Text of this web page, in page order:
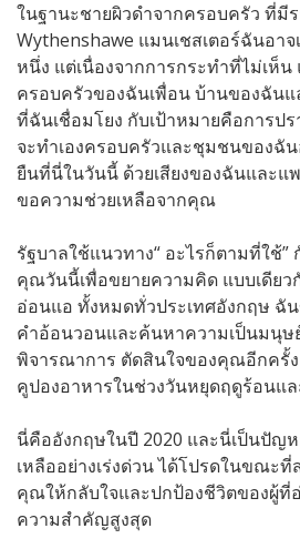
ในฐานะชายผิวดำจากครอบครัว ที่มี
Wythenshawe แมนเชสเตอร์ฉันอา
หนึ่ง แต่เนื่องจากการกระทำที่ไม่เห็
ครอบครัวของฉันเพื่อน บ้านของฉัน
ที่ฉันเชื่อมโยง กับเป้าหมายคือการป
จะทำเองครอบครัวและชุมชนของฉั
ยืนที่นี่ในวันนี้ ด้วยเสียงของฉันและแ
ขอความช่วยเหลือจากคุณ
รัฐบาลใช้แนวทาง“ อะไรก็ตามที่ใช้
คุณวันนี้เพื่อขยายความคิด แบบเดียว
อ่อนแอ ทั้งหมดทั่วประเทศอังกฤษ
คำอ้อนวอนและค้นหาความเป็นมนุ
พิจารณาการ ตัดสินใจของคุณอีกครั้ง
คูปองอาหารในช่วงวันหยุดฤดูร้อนแ
นี่คืออังกฤษในปี 2020 และนี่เป็นปัญ
เหลืออย่างเร่งด่วน ได้โปรดในขณะ
คุณให้กลับใจและปกป้องชีวิตของผู้ที่
ความสำคัญสูงสุด